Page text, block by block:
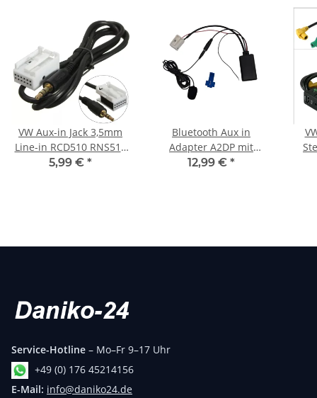
VW Aux-in Jack 3,5mm
Line-in RCD510 RNS510
RCD310
5,99 € *
Bluetooth Aux in
Adapter A2DP mit
mikrofon stream
12,99 € *
Service-Hotline – Mo–Fr 9–17 Uhr
+49 (0) 176 45214156
E-Mail: info@daniko24.de